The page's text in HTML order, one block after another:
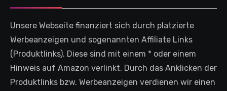
Unsere Webseite finanziert sich durch platzierte
Werbeanzeigen und sogenannten Affiliate Links
(Produktlinks). Diese sind mit einem * oder einem
Hinweis auf Amazon verlinkt. Durch das Anklicken der
Produktlinks bzw. Werbeanzeigen verdienen wir einen